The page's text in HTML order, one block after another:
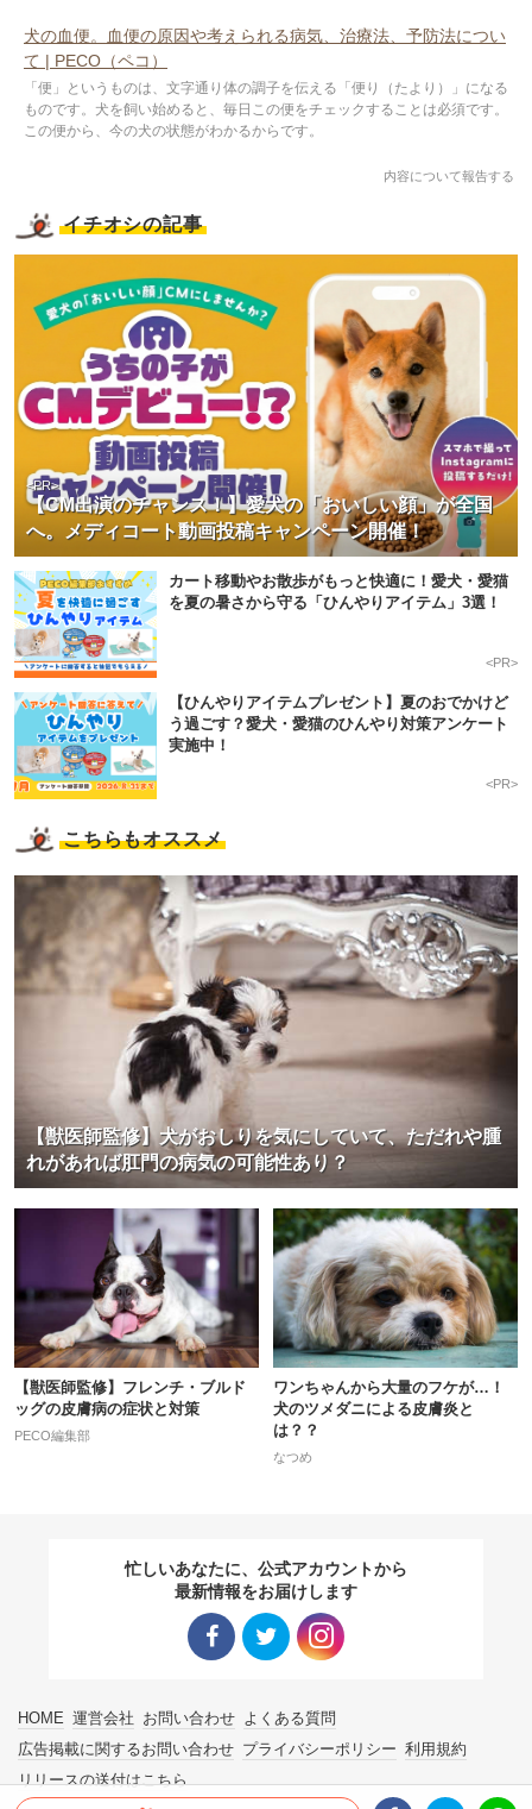
犬の血便。血便の原因や考えられる病気、治療法、予防法につい
て | PECO（ペコ）
「便」というものは、文字通り体の調子を伝える「便り（たより）」になる
ものです。犬を飼い始めると、毎日この便をチェックすることは必須です。
この便から、今の犬の状態がわかるからです。
内容について報告する
イチオシの記事
【CM出演のチャンス！】愛犬の「おいしい顔」が全国
へ。メディコート動画投稿キャンペーン開催！
<PR>
カート移動やお散歩がもっと快適に！愛犬・愛猫
を夏の暑さから守る「ひんやりアイテム」3選！
<PR>
【ひんやりアイテムプレゼント】夏のおでかけど
う過ごす？愛犬・愛猫のひんやり対策アンケート
実施中！
<PR>
こちらもオススメ
【獣医師監修】犬がおしりを気にしていて、ただれや腫
れがあれば肛門の病気の可能性あり？
【獣医師監修】フレンチ・ブルド
ッグの皮膚病の症状と対策
PECO編集部
ワンちゃんから大量のフケが…！
犬のツメダニによる皮膚炎と
は？？
なつめ
忙しいあなたに、公式アカウントから
最新情報をお届けします
ク ク
HOME 運営会社 お問い合わせ よくある質問
広告掲載に関するお問い合わせ プライバシーポリシー 利用規約
リリースの送付はこちら